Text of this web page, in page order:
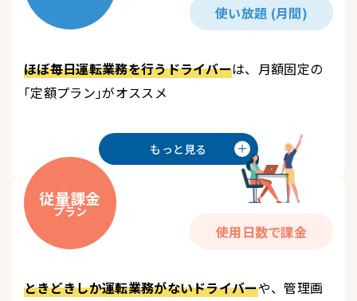
使い放題 (月間)
ほぼ毎日運転業務を行うドライバーは、月額固定の
｢定額プラン｣がオススメ
もっと見る
従量課金
プラン
使用日数で課金
ときどきしか運転業務がないドライバーや、管理画